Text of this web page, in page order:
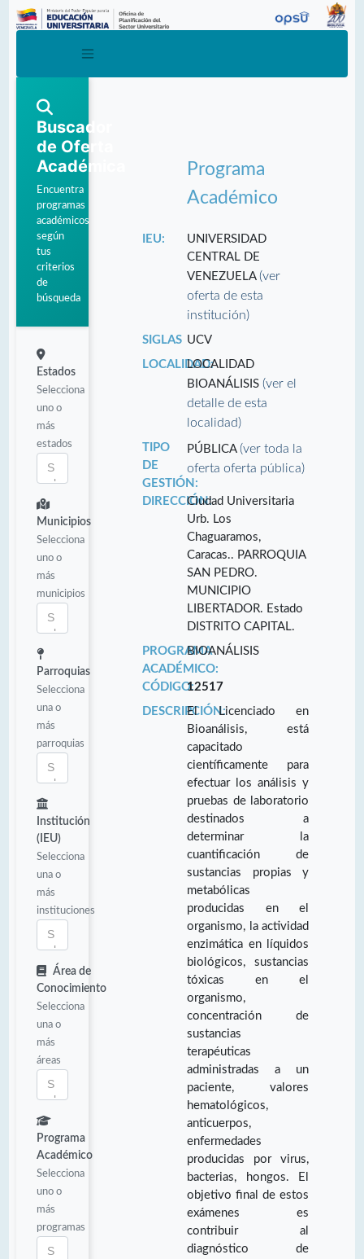
Buscador
de Oferta
Académica
Encuentra
programas
académicos
según
tus
criterios
de
búsqueda
Estados
Selecciona
uno o
más
estados
Municipios
Selecciona
uno o
más
municipios
Parroquias
Selecciona
una o
más
parroquias
Institución
(IEU)
Selecciona
una o
más
instituciones
Área de
Conocimiento
Selecciona
una o
más
áreas
Programa
Académico
Selecciona
uno o
más
programas
Programa
Académico
IEU:
UNIVERSIDAD
CENTRAL DE
VENEZUELA(ver
oferta de esta
institución)
SIGLAS UCV
LOCALIDAD:LOCALIDAD
BIOANÁLISIS(ver el
detalle de esta
localidad)
TIPO
DE
GESTIÓN:
PÚBLICA(ver toda la
oferta oferta pública)
DIRECCIÓN:Ciudad Universitaria
Urb. Los
Chaguaramos,
Caracas.. PARROQUIA
SAN PEDRO.
MUNICIPIO
LIBERTADOR. Estado
DISTRITO CAPITAL.
PROGRAMA
ACADÉMICO:
BIOANÁLISIS
CÓDIGO:12517
DESCRIPCIÓN:El Licenciado en
Bioanálisis, está
capacitado
científicamente para
efectuar los análisis y
pruebas de laboratorio
destinados a
determinar la
cuantificación de
sustancias propias y
metabólicas
producidas en el
organismo, la actividad
enzimática en líquidos
biológicos, sustancias
tóxicas en el
organismo,
concentración de
sustancias
terapéuticas
administradas a un
paciente, valores
hematológicos,
anticuerpos,
enfermedades
producidas por virus,
bacterias, hongos. El
objetivo final de estos
exámenes es
contribuir al
diagnóstico de